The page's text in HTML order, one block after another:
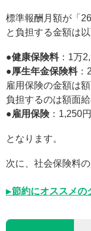
標準報酬月額が「
と負担する金額は
●健康保険料：1万
●厚生年金保険料：
雇用保険の金額は
負担するのは額面
●雇用保険：1,250円
となります。
次に、社会保険料
▶節約にオススメの